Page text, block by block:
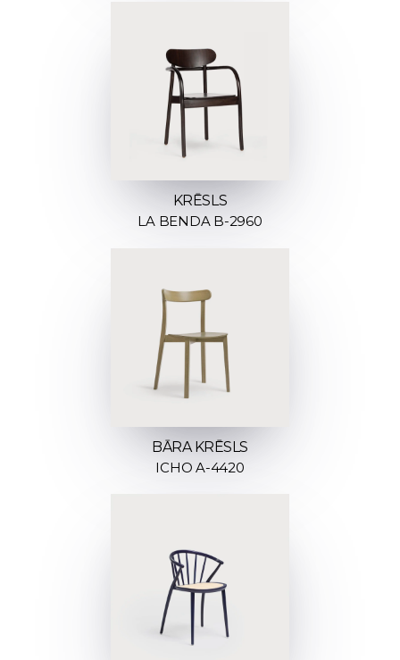
KRĒSLS
LA BENDA B-2960
BĀRA KRĒSLS
ICHO A-4420